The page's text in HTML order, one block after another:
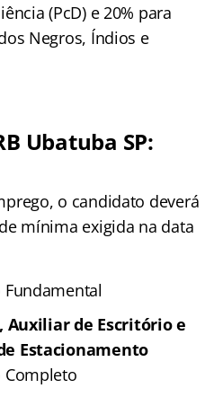
(PcD) e 20% para
Negros, Índios e
Ubatuba SP:
o candidato deverá
mínima exigida na data
Fundamental
de Escritório e
Estacionamento
Completo